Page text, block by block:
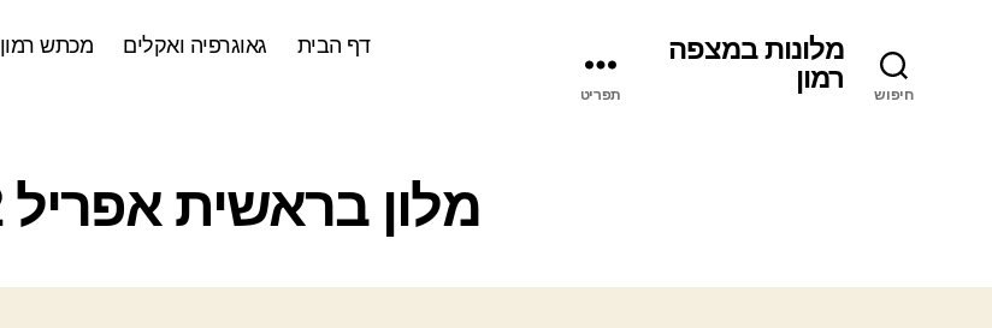
חיפוש
מלונות במצפה
רמון
תפריט
דף הבית גאוגרפיה ואקלים מכתש רמון
ק
ט
ר
מלון בראשית אפריל 2022